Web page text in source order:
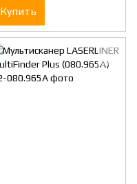
Купить